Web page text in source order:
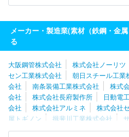
メーカー・製造業(素材（鉄鋼・金
る
大阪鋼管株式会社 株式会社ノーリツ
セン工業株式会社
朝日スチール工業
会社
南条装備工業株式会社 株式
会社
株式会社長府製作所 日動電
会社
株式会社アルミネ 株式会社
屋トギノン
揖斐川工業株式会社
会社
株式会社東研サーモテック